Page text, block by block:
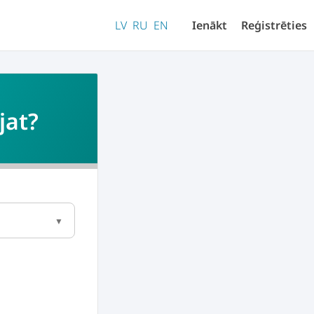
LV RU EN Ienākt Reģistrēties